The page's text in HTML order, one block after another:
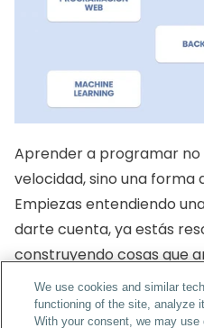
Aprender a programar
velocidad, sino una forma
Empiezas entendiendo
darte cuenta, ya estás
construyendo cosas que
y descubriendo
tenías.
We use cookies and similar
functioning of the site, analyze
With your consent, we may use